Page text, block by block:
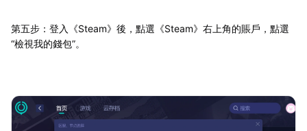
第五步：登入《Steam》後，點選《Steam》右上角的賬戶，點選
“檢視我的錢包”。